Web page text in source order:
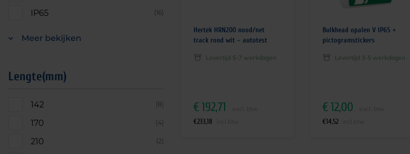
IP65 (16)
Meer bekijken
Lengte(mm)
142 (8)
170 (4)
210 (2)
Hertek HRN200 nood/net
track rond wit – autotest
Levertijd 5-7 werkdagen
€192,71
€233,18
Bulkhead opalen V IP65 +
pictogramstickers
Levertijd 3-5 werkdagen
€ 12,00
€14,52